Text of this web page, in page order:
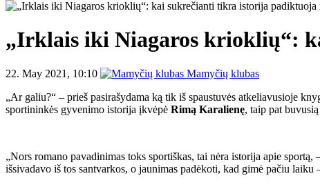
„Irklais iki Niagaros krioklių“:
22. May 2021, 10:10
Mamyčių klubas
„Ar galiu?“ – prieš pasirašydama ką tik iš spaustuvės atkeliavusioje
sportininkės gyvenimo istorija įkvėpė Rimą Karalienę, taip pat
„Nors romano pavadinimas toks sportiškas, tai nėra istorija apie
išsivadavo iš tos santvarkos, o jaunimas padėkoti, kad gimė pačiu laiku